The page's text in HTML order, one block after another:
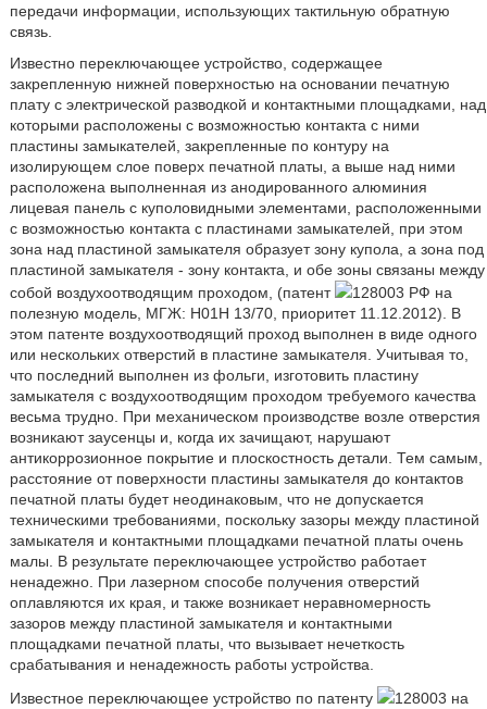
передачи информации, использующих тактильную обратную
связь.
Известно переключающее устройство, содержащее
закрепленную нижней поверхностью на основании печатную
плату с электрической разводкой и контактными площадками, над
которыми расположены с возможностью контакта с ними
пластины замыкателей, закрепленные по контуру на
изолирующем слое поверх печатной платы, а выше над ними
расположена выполненная из анодированного алюминия
лицевая панель с куполовидными элементами, расположенными
с возможностью контакта с пластинами замыкателей, при этом
зона над пластиной замыкателя образует зону купола, а зона под
пластиной замыкателя - зону контакта, и обе зоны связаны между
собой воздухоотводящим проходом, (патент
128003 РФ на
полезную модель, МГЖ: H01H 13/70, приоритет 11.12.2012). В
этом патенте воздухоотводящий проход выполнен в виде одного
или нескольких отверстий в пластине замыкателя. Учитывая то,
что последний выполнен из фольги, изготовить пластину
замыкателя с воздухоотводящим проходом требуемого качества
весьма трудно. При механическом производстве возле отверстия
возникают заусенцы и, когда их зачищают, нарушают
антикоррозионное покрытие и плоскостность детали. Тем самым,
расстояние от поверхности пластины замыкателя до контактов
печатной платы будет неодинаковым, что не допускается
техническими требованиями, поскольку зазоры между пластиной
замыкателя и контактными площадками печатной платы очень
малы. В результате переключающее устройство работает
ненадежно. При лазерном способе получения отверстий
оплавляются их края, и также возникает неравномерность
зазоров между пластиной замыкателя и контактными
площадками печатной платы, что вызывает нечеткость
срабатывания и ненадежность работы устройства.
Известное переключающее устройство по патенту
128003 на